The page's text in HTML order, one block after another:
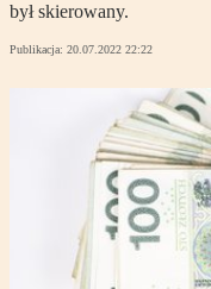
był skierowany.
Publikacja: 20.07.2022 22:22